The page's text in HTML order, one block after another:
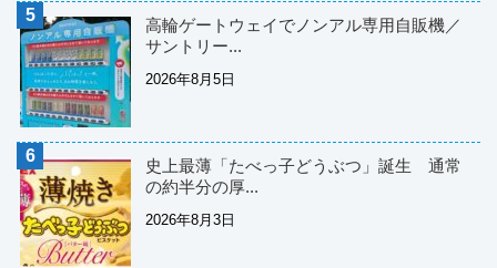
高輪ゲートウェイでノンアル専用自販機／
サントリー...
2026年8月5日
史上最薄「たべっ子どうぶつ」誕生 通常
の約半分の厚...
2026年8月3日